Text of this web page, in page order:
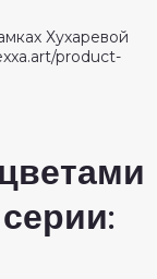
Хухаревой
product-